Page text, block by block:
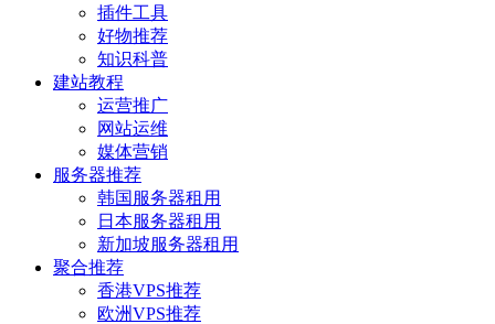
插件工具
好物推荐
知识科普
建站教程
运营推广
网站运维
媒体营销
服务器推荐
韩国服务器租用
日本服务器租用
新加坡服务器租用
聚合推荐
香港VPS推荐
欧洲VPS推荐